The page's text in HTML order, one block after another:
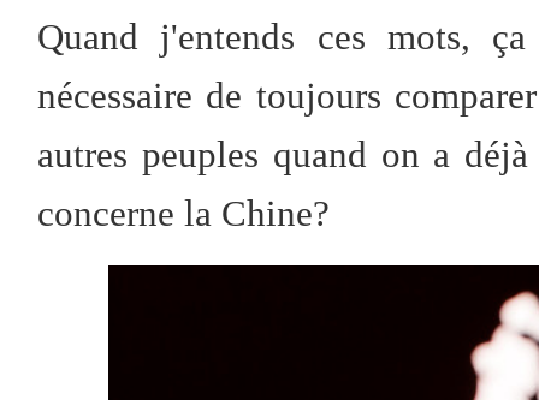
Quand j'entends ces mots,
nécessaire de toujours
autres peuples quand on a
concerne la Chine?